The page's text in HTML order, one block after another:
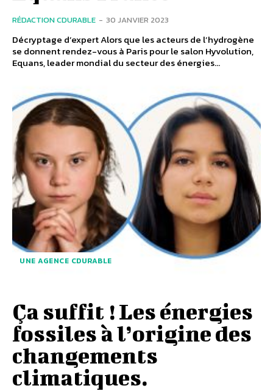
RÉDACTION CDURABLE - 30 JANVIER 2023
Décryptage d’expert Alors que les acteurs de l’hydrogène
se donnent rendez-vous à Paris pour le salon Hyvolution,
Equans, leader mondial du secteur des énergies...
UNE AGENCE CDURABLE
Ça suffit ! Les énergies
fossiles à l’origine des
changements
climatiques.